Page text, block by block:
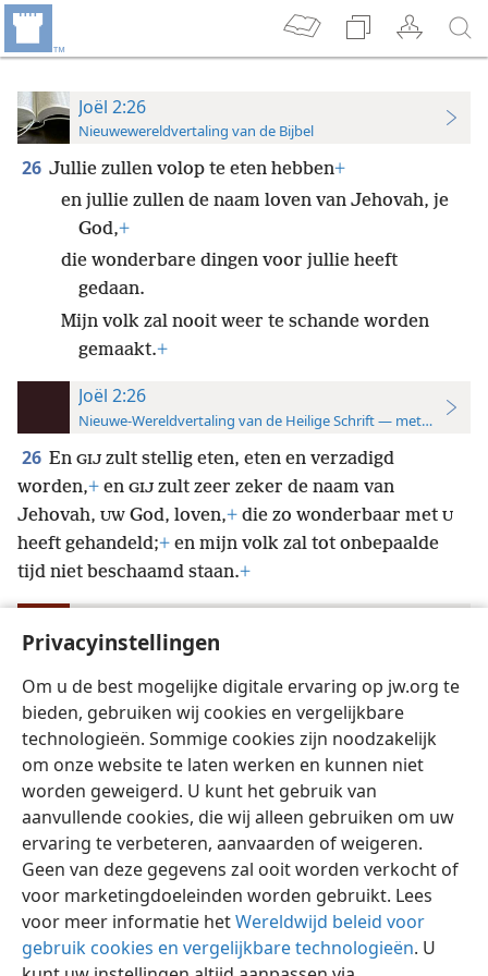
Privacyinstellingen
Om u de best mogelijke digitale ervaring op jw.org te
bieden, gebruiken wij cookies en vergelijkbare
technologieën. Sommige cookies zijn noodzakelijk
om onze website te laten werken en kunnen niet
worden geweigerd. U kunt het gebruik van
aanvullende cookies, die wij alleen gebruiken om uw
ervaring te verbeteren, aanvaarden of weigeren.
Geen van deze gegevens zal ooit worden verkocht of
voor marketingdoeleinden worden gebruikt. Lees
voor meer informatie hetWereldwijd beleid voor
gebruik cookies en vergelijkbare technologieën. U
Joël 2:26
Nieuwewereldvertaling van de Bijbel
26 Jullie zullen volop te eten hebben+
en jullie zullen de naam loven van Jehovah, je
God,+
die wonderbare dingen voor jullie heeft
gedaan.
Mijn volk zal nooit weer te schande worden
gemaakt.+
Joël 2:26
Nieuwe-Wereldvertaling van de Heilige Schrift — met
26 En GIJ zult stellig eten, eten en verzadigd
worden,+ en GIJ zult zeer zeker de naam van
Jehovah, UW God, loven,+ die zo wonderbaar met U
heeft gehandeld;+ en mijn volk zal tot onbepaalde
tijd niet beschaamd staan.+
Index van Wachttoren-publikaties 1946-1985
2:26 w59 271
Nederlands Instellingen
Copyright © 2026 Watch Tower Bible and Tract Society of Pennsylvania
Gebruiksvoorwaarden Privacybeleid
Privacyinstellingen
JW.ORG
Inloggen